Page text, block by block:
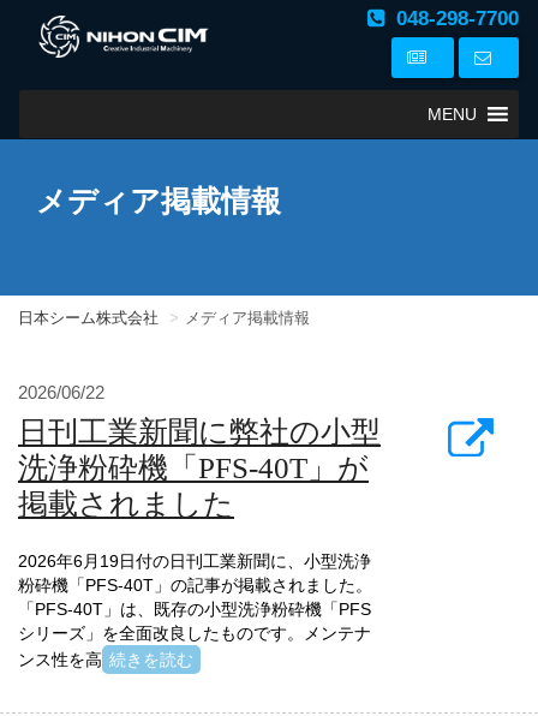
048-298-7700
MENU
メディア掲載情報
日本シーム株式会社 メディア掲載情報
2026/06/22
日刊工業新聞に弊社の小型
洗浄粉砕機「PFS-40T」が
掲載されました
2026年6月19日付の日刊工業新聞に、小型洗浄
粉砕機「PFS-40T」の記事が掲載されました。
「PFS-40T」は、既存の小型洗浄粉砕機「PFS
シリーズ」を全面改良したものです。メンテナ
ンス性を高 続きを読む